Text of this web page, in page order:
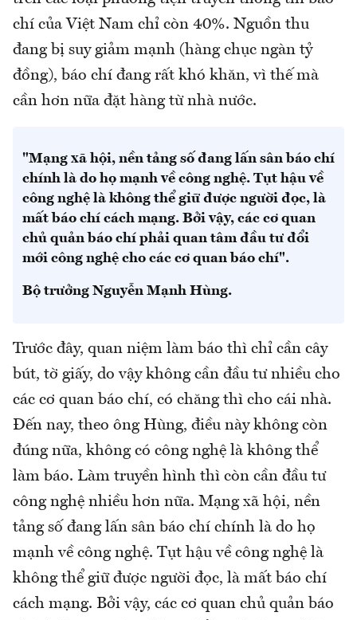
chí của Việt Nam chỉ còn 40%. Nguồn thu
đang bị suy giảm mạnh (hàng chục ngàn tỷ
đồng), báo chí đang rất khó khăn, vì thế mà
cần hơn nữa đặt hàng từ nhà nước.
"Mạng xã hội, nền tảng số đang lấn sân báo chí
chính là do họ mạnh về công nghệ. Tụt hậu về
công nghệ là không thể giữ được người đọc, là
mất báo chí cách mạng. Bởi vậy, các cơ quan
chủ quản báo chí phải quan tâm đầu tư đổi
mới công nghệ cho các cơ quan báo chí".
Bộ trưởng Nguyễn Mạnh Hùng.
Trước đây, quan niệm làm báo thì chỉ cần cây
bút, tờ giấy, do vậy không cần đầu tư nhiều cho
các cơ quan báo chí, có chăng thì cho cái nhà.
Đến nay, theo ông Hùng, điều này không còn
đúng nữa, không có công nghệ là không thể
làm báo. Làm truyền hình thì còn cần đầu tư
công nghệ nhiều hơn nữa. Mạng xã hội, nền
tảng số đang lấn sân báo chí chính là do họ
mạnh về công nghệ. Tụt hậu về công nghệ là
không thể giữ được người đọc, là mất báo chí
cách mạng. Bởi vậy, các cơ quan chủ quản báo